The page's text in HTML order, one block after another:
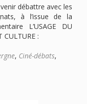
débattre avec les
à l’issue de la
L’USAGE DU
CULTURE :
, Ciné-débats,